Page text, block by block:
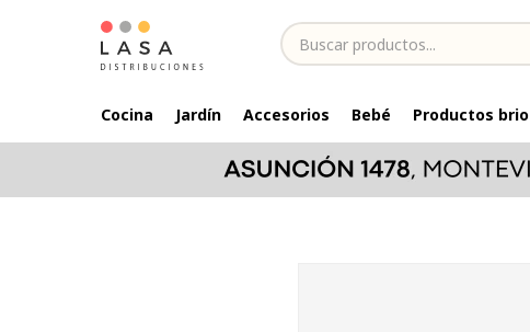
Cocina Jardín Accesorios Bebé Productos brio